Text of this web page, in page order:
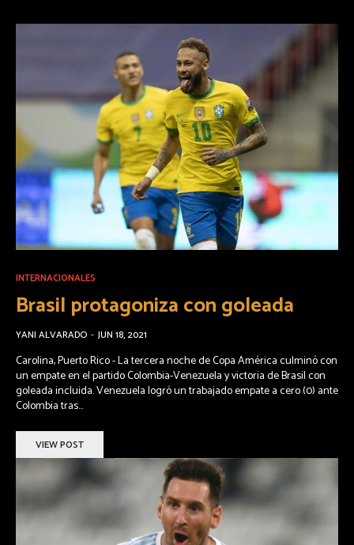
INTERNACIONALES
Brasil protagoniza con goleada
YANI ALVARADO - JUN 18, 2021
Carolina, Puerto Rico - La tercera noche de Copa América culminó con
un empate en el partido Colombia-Venezuela y victoria de Brasil con
goleada incluida. Venezuela logró un trabajado empate a cero (0) ante
Colombia tras...
VIEW POST